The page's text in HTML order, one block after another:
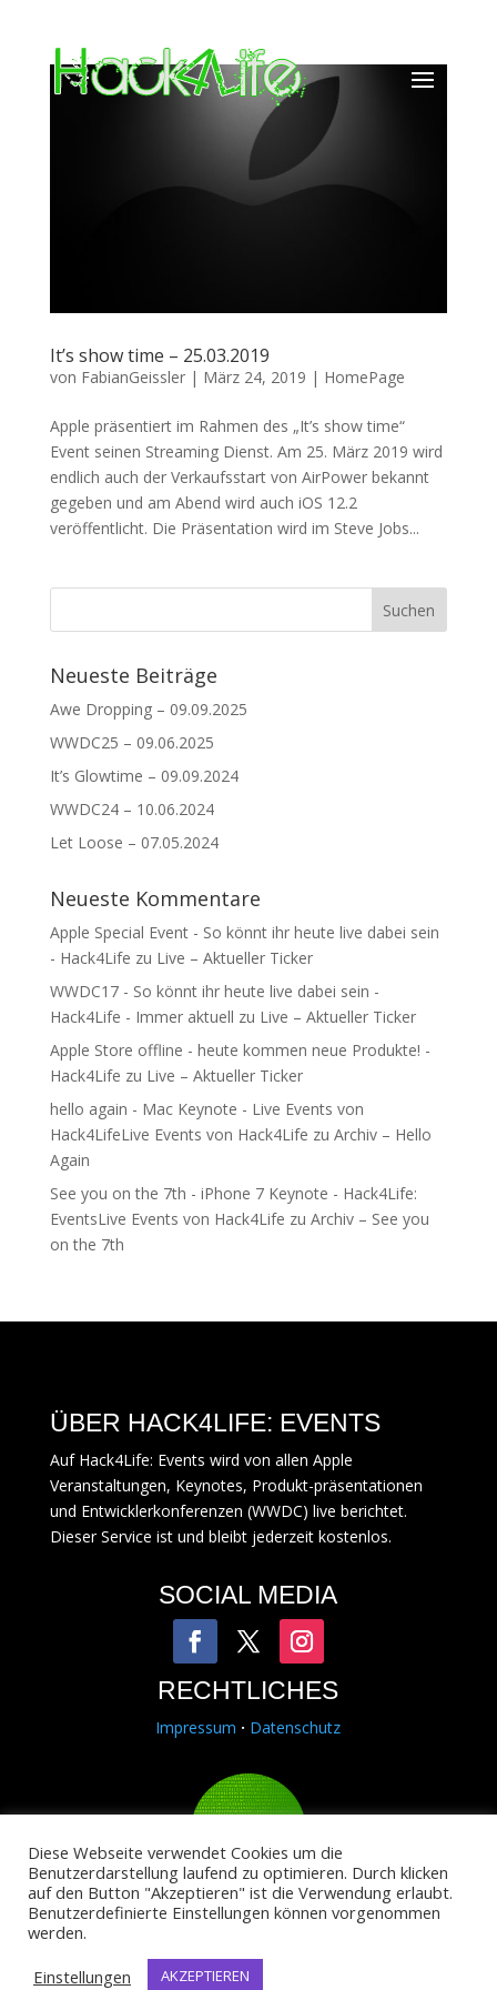
It’s show time – 25.03.2019
von FabianGeissler| März 24, 2019 | HomePage
Apple präsentiert im Rahmen des „It’s show time“
Event seinen Streaming Dienst. Am 25. März 2019 wird
endlich auch der Verkaufsstart von AirPower bekannt
gegeben und am Abend wird auch iOS 12.2
veröffentlicht. Die Präsentation wird im Steve Jobs...
Neueste Beiträge
Awe Dropping – 09.09.2025
WWDC25 – 09.06.2025
It’s Glowtime – 09.09.2024
WWDC24 – 10.06.2024
Let Loose – 07.05.2024
Neueste Kommentare
Apple Special Event - So könnt ihr heute live dabei sein
- Hack4Life zu Live – Aktueller Ticker
WWDC17 - So könnt ihr heute live dabei sein -
Hack4Life - Immer aktuell zu Live – Aktueller Ticker
Apple Store offline - heute kommen neue Produkte! -
Hack4Life zu Live – Aktueller Ticker
hello again - Mac Keynote - Live Events von
Hack4LifeLive Events von Hack4Life zu Archiv – Hello
Again
See you on the 7th - iPhone 7 Keynote - Hack4Life:
EventsLive Events von Hack4Life zu Archiv – See you
on the 7th
ÜBER HACK4LIFE: EVENTS
Auf Hack4Life: Events wird von allen Apple
Veranstaltungen, Keynotes, Produkt-präsentationen
und Entwicklerkonferenzen (WWDC) live berichtet.
Dieser Service ist und bleibt jederzeit kostenlos.
SOCIAL MEDIA
RECHTLICHES
Impressum · Datenschutz
Copyright © 2014-2025Binary Alps.
Hack4Life ist ein Projekt von Binary Alps.
Diese Webseite verwendet Cookies um die
Benutzerdarstellung laufend zu optimieren. Durch klicken
auf den Button "Akzeptieren" ist die Verwendung erlaubt.
Benutzerdefinierte Einstellungen können vorgenommen
werden.
Einstellungen
AKZEPTIEREN